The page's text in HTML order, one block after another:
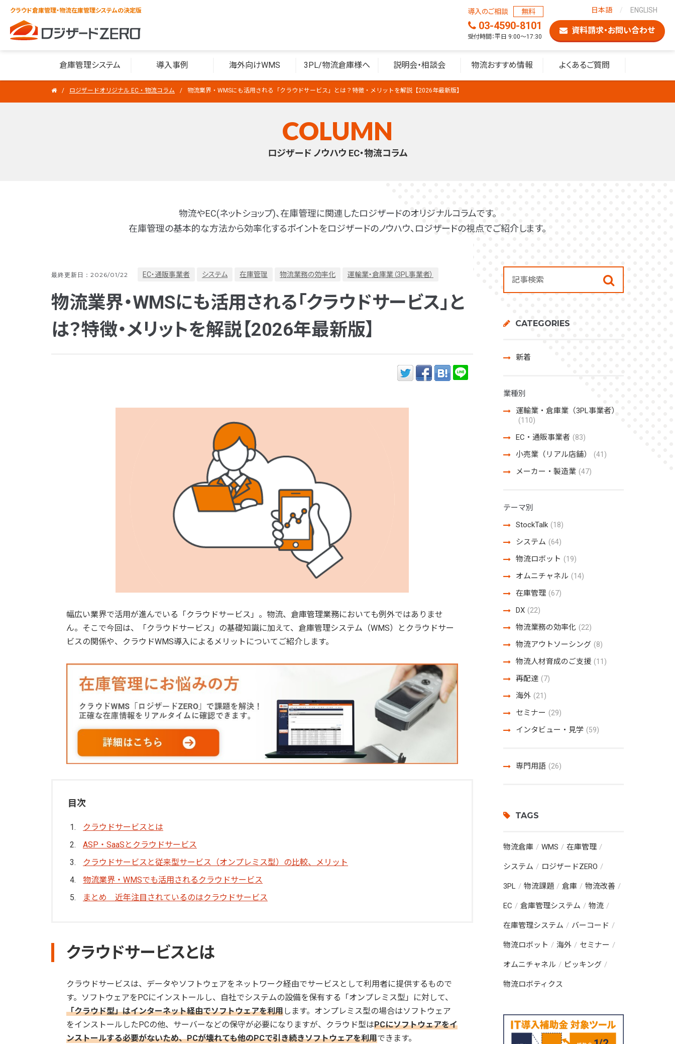
クラウド倉庫管理・物流在庫管理システムの決定版
倉庫管理システム 導入事例 海外向けWMS 3PL/物流倉庫様へ 説明会・相談会 物流おすすめ情報 よくあるご質問
日本語 ENGLISH
導入のご相談 無料
03-4590-8101
受付時間：平日 9:00〜17:30
資料請求・お問い合わせ
ロジザードオリジナル EC・物流コラム 物流業界・WMSにも活用される「クラウドサービス」とは？特徴・メリットを解説【2026年最新版】
COLUMN
ロジザード ノウハウ EC・物流コラム
物流やEC(ネットショップ)、在庫管理に関連したロジザードのオリジナルコラムです。
在庫管理の基本的な方法から効率化するポイントをロジザードのノウハウ、ロジザードの視点でご紹介します。
最終更新日：2026/01/22 EC・通販事業者 システム 在庫管理 物流業務の効率化 運輸業・倉庫業（3PL事業者）
物流業界・WMSにも活用される「クラウドサービス」と
は？特徴・メリットを解説【2026年最新版】
幅広い業界で活用が進んでいる「クラウドサービス」。物流、倉庫管理業務においても例外ではありませ
ん。そこで今回は、「クラウドサービス」の基礎知識に加えて、倉庫管理システム（WMS）とクラウドサー
ビスの関係や、クラウドWMS導入によるメリットについてご紹介します。
目次
クラウドサービスとは
ASP・SaaSとクラウドサービス
クラウドサービスと従来型サービス（オンプレミス型）の比較、メリット
物流業界・WMSでも活用されるクラウドサービス
まとめ 近年注目されているのはクラウドサービス
クラウドサービスとは
クラウドサービスは、データやソフトウェアをネットワーク経由でサービスとして利用者に提供するもので
す。ソフトウェアをPCにインストールし、自社でシステムの設備を保有する「オンプレミス型」に対して、
「クラウド型」はインターネット経由でソフトウェアを利用します。オンプレミス型の場合はソフトウェア
をインストールしたPCの他、サーバーなどの保守が必要になりますが、クラウド型はPCにソフトウェアをイ
ンストールする必要がないため、PCが壊れても他のPCで引き続きソフトウェアを利用できます。
CATEGORIES
新着
業種別
運輸業・倉庫業（3PL事業者）
(110)
EC・通販事業者 (83)
小売業（リアル店舗） (41)
メーカー・製造業 (47)
テーマ別
StockTalk (18)
システム (64)
物流ロボット (19)
オムニチャネル (14)
在庫管理 (67)
DX (22)
物流業務の効率化 (22)
物流アウトソーシング (8)
物流人材育成のご支援 (11)
再配達 (7)
海外 (21)
セミナー (29)
インタビュー・見学 (59)
専門用語 (26)
TAGS
物流倉庫 WMS 在庫管理
システム ロジザードZERO
3PL 物流課題 倉庫 物流改善
EC 倉庫管理システム 物流
在庫管理システム バーコード
物流ロボット 海外 セミナー
オムニチャネル ピッキング
物流ロボティクス